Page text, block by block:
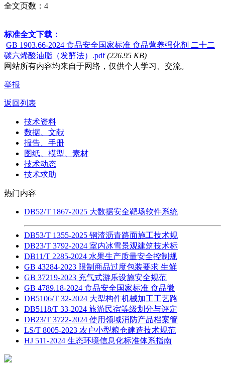
全文页数：4
标准全文下载：
GB 1903.66-2024 食品安全国家标准 食品营养强化剂 二十二
碳六烯酸油脂（发酵法）.pdf (226.95 KB)
网站所有内容均来自于网络，仅供个人学习、交流。
举报
返回列表
技术资料
数据、文献
报告、手册
图纸、模型、素材
技术动态
技术求助
热门内容
DB52/T 1867-2025 大数据安全靶场软件系统
DB53/T 1355-2025 钢渣沥青路面施工技术规
DB23/T 3792-2024 室内冰雪景观建筑技术标
DB11/T 2285-2024 水果生产质量安全控制规
GB 43284-2023 限制商品过度包装要求 生鲜
GB 37219-2023 充气式游乐设施安全规范
GB 4789.18-2024 食品安全国家标准 食品微
DB5106/T 32-2024 大型构件机械加工工艺路
DB5118/T 33-2024 旅游民宿等级划分与评定
DB23/T 3722-2024 使用领域消防产品档案管
LS/T 8005-2023 农户小型粮仓建造技术规范
HJ 511-2024 生态环境信息化标准体系指南